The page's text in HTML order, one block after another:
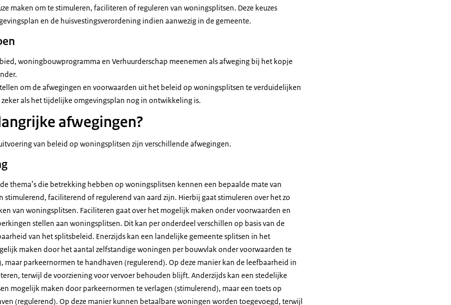
maken om te stimuleren, faciliteren of reguleren van woningsplitsen. Deze keuzes
en de huisvestingsverordening indien aanwezig in de gemeente.
woningbouwprogramma en Verhuurderschap meenemen als afweging bij het kopje
om de afwegingen en voorwaarden uit het beleid op woningsplitsen te verduidelijken
als het tijdelijke omgevingsplan nog in ontwikkeling is.
afwegingen?
van beleid op woningsplitsen zijn verschillende afwegingen.
thema’s die betrekking hebben op woningsplitsen kennen een bepaalde mate van
stimulerend, faciliterend of regulerend van aard zijn. Hierbij gaat stimuleren over het zo
van woningsplitsen. Faciliteren gaat over het mogelijk maken onder voorwaarden en
stellen aan woningsplitsen. Dit kan per onderdeel verschillen op basis van de
van het splitsbeleid. Enerzijds kan een landelijke gemeente splitsen in het
maken door het aantal zelfstandige woningen per bouwvlak onder voorwaarden te
maar parkeernormen te handhaven (regulerend). Op deze manier kan de leefbaarheid in
terwijl de voorziening voor vervoer behouden blijft. Anderzijds kan een stedelijke
mogelijk maken door parkeernormen te verlagen (stimulerend), maar een toets op
(regulerend). Op deze manier kunnen betaalbare woningen worden toegevoegd, terwijl